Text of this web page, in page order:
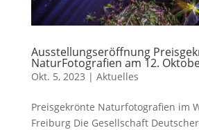
Ausstellungseröffnung
NaturFotografien am 12.
Okt. 5, 2023 | Aktuelles
Preisgekrönte Naturfotografien im
Freiburg Die Gesellschaft